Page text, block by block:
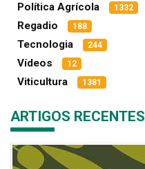
Política Agrícola 1332
Regadio 188
Tecnologia 244
Vídeos 12
Viticultura 1381
ARTIGOS RECENTES